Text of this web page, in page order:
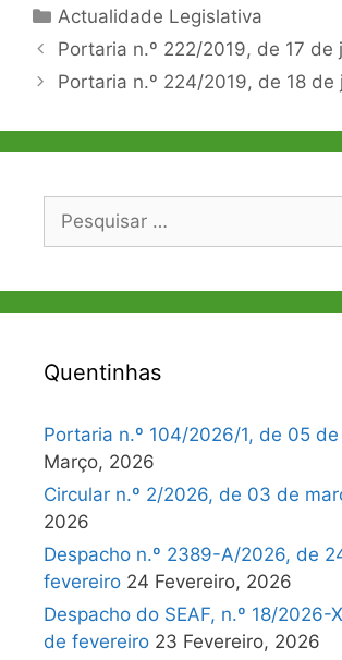
Categorias
Actualidade Legislativa
Navegação
de
Portaria n.º 222/2019, de 17 de
Portaria n.º 224/2019, de 18 de
Pesquisar
Quentinhas
Portaria n.º 104/2026/1, de 05
Março, 2026
Circular n.º 2/2026, de 03 de
2026
Despacho n.º 2389-A/2026, de
fevereiro 24 Fevereiro, 2026
Despacho do SEAF, n.º 18/2026-
de fevereiro 23 Fevereiro, 2026